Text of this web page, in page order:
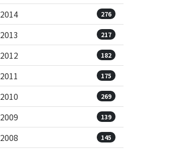
2014 276
2013 217
2012 182
2011 175
2010 269
2009 139
2008 145